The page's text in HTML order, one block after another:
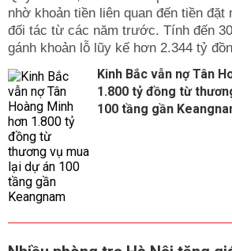
nhờ khoản tiền liên quan đến tiền đặt
đối tác từ các năm trước. Tính đến
gánh khoản lỗ lũy kế hơn 2.344 tỷ
Kinh Bắc vẫn nợ Tân
1.800 tỷ đồng từ
100 tầng gần